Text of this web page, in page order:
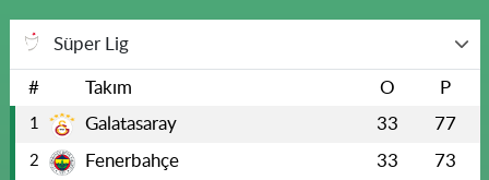
Süper Lig
# Takım O P
1 Galatasaray 33 77
2 Fenerbahçe 33 73